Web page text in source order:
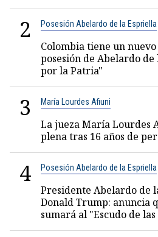
2 Posesión Abelardo de la Espriella
Colombia tiene un
posesión de Abelardo
por la Patria"
3 María Lourdes Afiuni
La jueza María
plena tras 16 años de
4 Posesión Abelardo de la Espriella
Presidente Abelardo de
Donald Trump: anuncia
sumará al "Escudo de